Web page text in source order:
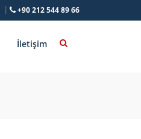
+90 212 544 89 66
İletişim